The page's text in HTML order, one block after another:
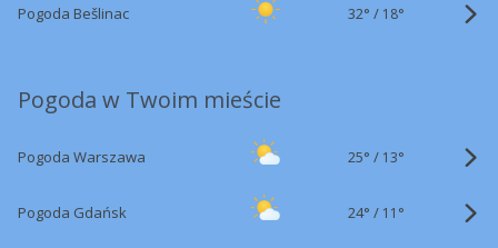
Pogoda Bešlinac 32° / 18°
Pogoda w Twoim mieście
Pogoda Warszawa 25° / 13°
Pogoda Gdańsk 24° / 11°